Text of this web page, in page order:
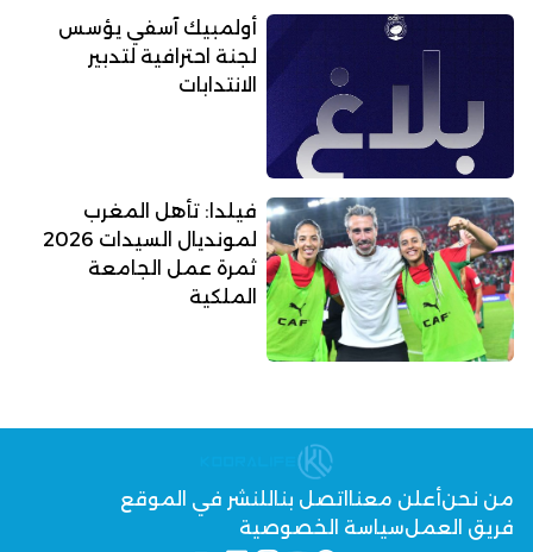
أولمبيك آسفي يؤسس
لجنة احترافية لتدبير
الانتدابات
فيلدا: تأهل المغرب
لمونديال السيدات 2026
ثمرة عمل الجامعة
الملكية
من نحنأعلن معنا اتصل بنا للنشر في الموقع
فريق العملسياسة الخصوصية